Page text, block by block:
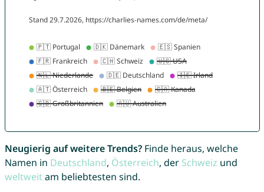
Neugierig auf weitere Trends?Finde heraus, welche
Namen in Deutschland, Österreich, der Schweiz und
weltweitam beliebtesten sind.